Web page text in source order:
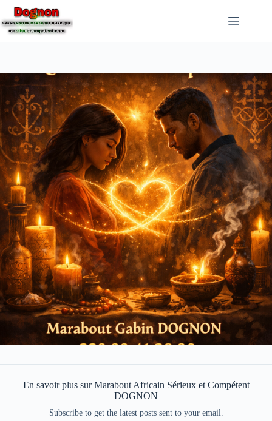
En savoir plus sur Marabout Africain Sérieux et Compétent
DOGNON
Subscribe to get the latest posts sent to your email.